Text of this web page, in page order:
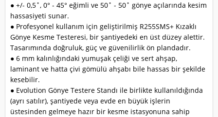
● +/- 0,5˚, 0° - 45° eğimli ve 50˚ - 50˚ gönye açılarında kesim
hassasiyeti sunar.
● Profesyonel kullanım için geliştirilmiş R255SMS+ Kızaklı
Gönye Kesme Testeresi, bir şantiyedeki en üst düzey alettir.
Tasarımında doğruluk, güç ve güvenilirlik ön plandadır.
● 6 mm kalınlığındaki yumuşak çeliği ve sert ahşap,
laminant ve hatta çivi gömülü ahşabı bile hassas bir şekilde
kesebilir.
● Evolution Gönye Testere Standı ile birlikte kullanıldığında
(ayrı satılır), şantiyede veya evde en büyük işlerin
üstesinden gelmeye hazır bir kesme istasyonuna sahip